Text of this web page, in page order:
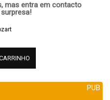
mas entra em contacto
PUB